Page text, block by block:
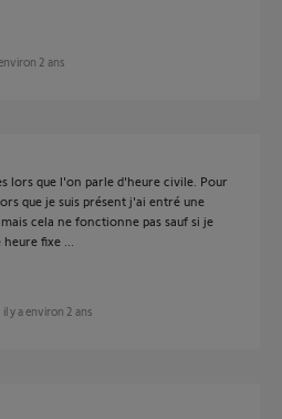
2 ans
lors que l'on parle d'heure civile. Pour
que je suis présent j'ai entré une
cela ne fonctionne pas sauf si je
fixe ...
il y a environ 2 ans